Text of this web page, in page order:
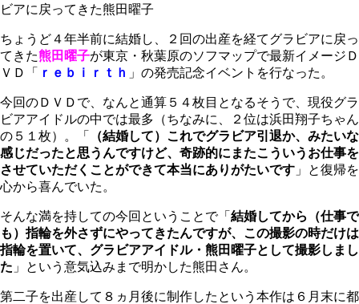
ビアに戻ってきた熊田曜子
ちょうど４年半前に結婚し、２回の出産を経てグラビアに戻っ
てきた熊田曜子が東京・秋葉原のソフマップで最新イメージＤ
ＶＤ「
ｒｅｂｉｒｔｈ 」の発売記念イベントを行なった。
今回のＤＶＤで、なんと通算５４枚目となるそうで、現役グラ
ビアアイドルの中では最多（ちなみに、２位は浜田翔子ちゃん
の５１枚）。「
（結婚して）これでグラビア引退か、みたいな
感じだったと思うんですけど、奇跡的にまたこういうお仕事を
させていただくことができて本当にありがたいです 」と復帰を
心から喜んでいた。
そんな満を持しての今回ということで「 結婚してから（仕事で
も）指輪を外さずにやってきたんですが、この撮影の時だけは
指輪を置いて、グラビアアイドル・熊田曜子として撮影しまし
た 」という意気込みまで明かした熊田さん。
第二子を出産して８ヵ月後に制作したという本作は６月末に都